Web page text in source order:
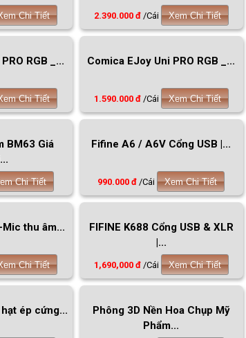
Chi Tiết 2.390.000 đ /Cái Xem Chi Tiết
RGB _...
Chi Tiết
Comica EJoy Uni PRO RGB _...
1.590.000 đ /Cái Xem Chi Tiết
BM63 Giá
Chi Tiết
Fifine A6 / A6V Cổng USB |...
990.000 đ /Cái Xem Chi Tiết
Mic thu âm...
Chi Tiết
FIFINE K688 Cổng USB & XLR
|...
1,690,000 đ /Cái Xem Chi Tiết
ép cứng...
Phông 3D Nền Hoa Chụp Mỹ
Phẩm...